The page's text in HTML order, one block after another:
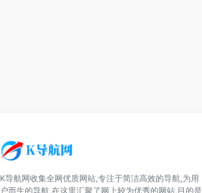
K导航网收集全网优质网站,专注于简洁高效的导航,为用
户而生的导航,在这里汇聚了网上较为优秀的网站,目的是